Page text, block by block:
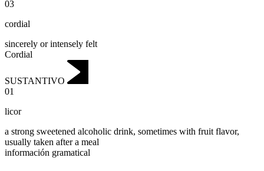
03
cordial
sincerely or intensely felt
Cordial
SUSTANTIVO
01
licor
a strong sweetened alcoholic drink, sometimes with fruit flavor,
usually taken after a meal
información gramatical